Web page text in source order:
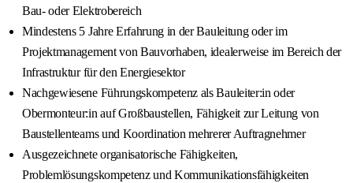
Bau- oder Elektrobereich
Mindestens 5 Jahre Erfahrung in der Bauleitung oder im
Projektmanagement von Bauvorhaben, idealerweise im Bereich der
Infrastruktur für den Energiesektor
Nachgewiesene Führungskompetenz als Bauleiter:in oder
Obermonteur:in auf Großbaustellen, Fähigkeit zur Leitung von
Baustellenteams und Koordination mehrerer Auftragnehmer
Ausgezeichnete organisatorische Fähigkeiten,
Problemlösungskompetenz und Kommunikationsfähigkeiten